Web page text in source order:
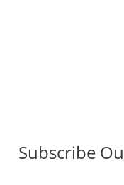
Subscribe